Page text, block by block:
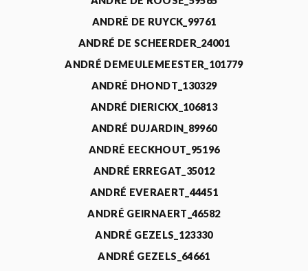
ANDRÉ DE RUYCK_99761
ANDRÉ DE SCHEERDER_24001
ANDRÉ DEMEULEMEESTER_101779
ANDRÉ DHONDT_130329
ANDRÉ DIERICKX_106813
ANDRÉ DUJARDIN_89960
ANDRÉ EECKHOUT_95196
ANDRÉ ERREGAT_35012
ANDRÉ EVERAERT_44451
ANDRÉ GEIRNAERT_46582
ANDRÉ GEZELS_123330
ANDRÉ GEZELS_64661